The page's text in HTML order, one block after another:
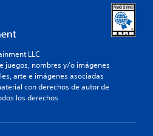
LLC
juegos, nombres y/o imágenes
arte e imágenes asociadas
con derechos de autor de
los derechos